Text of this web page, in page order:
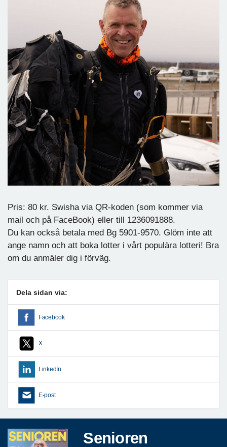
Pris: 80 kr. Swisha via QR-koden (som kommer via
mail och på FaceBook) eller till 1236091888.
Du kan också betala med Bg 5901-9570. Glöm inte att
ange namn och att boka lotter i vårt populära lotteri! Bra
om du anmäler dig i förväg.
Dela sidan via:
Facebook
X
LinkedIn
E-post
Senioren